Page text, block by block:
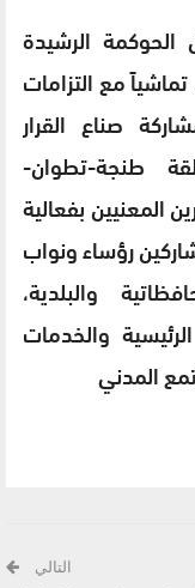
الرشيدة
مع التزامات
صناع القرار
طنجة-تطوان-
المعنيين بفعالية
رؤساء ونواب
والبلدية،
والخدمات
المدني
التالي